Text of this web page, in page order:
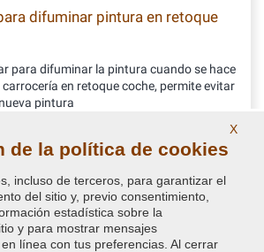
difuminar pintura en retoque
para difuminar la pintura cuando se hace
en retoque coche, permite evitar
pintura
16,34 €
IVA incluido
X
de la política de cookies
incluso de terceros, para garantizar el
del sitio y, previo consentimiento,
estadística sobre la
y para mostrar mensajes
línea con tus preferencias. Al cerrar